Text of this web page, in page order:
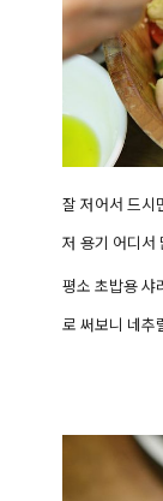
잘 저어서 드시
저 용기 어디서
평소 초밥용 샤
로 써보니 네추